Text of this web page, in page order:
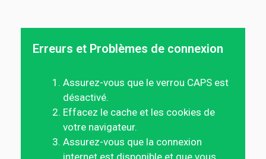
Erreurs et Problèmes de connexion
Assurez-vous que le verrou CAPS est
désactivé.
Effacez le cache et les cookies de
votre navigateur.
Assurez-vous que la connexion
internet est disponible et que vous